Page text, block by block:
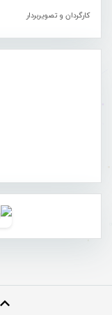
کارگردان و تصویربردار